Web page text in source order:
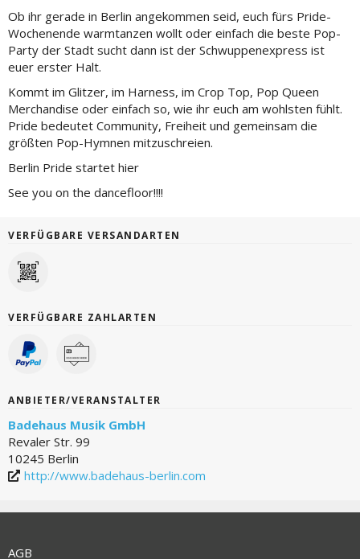
Ob ihr gerade in Berlin angekommen seid, euch fürs Pride-
Wochenende warmtanzen wollt oder einfach die beste Pop-
Party der Stadt sucht dann ist der Schwuppenexpress ist
euer erster Halt.
Kommt im Glitzer, im Harness, im Crop Top, Pop Queen
Merchandise oder einfach so, wie ihr euch am wohlsten fühlt.
Pride bedeutet Community, Freiheit und gemeinsam die
größten Pop-Hymnen mitzuschreien.
Berlin Pride startet hier
See you on the dancefloor!!!!
VERFÜGBARE VERSANDARTEN
VERFÜGBARE ZAHLARTEN
ANBIETER/VERANSTALTER
Badehaus Musik GmbH
Revaler Str. 99
10245 Berlin
http://www.badehaus-berlin.com
AGB